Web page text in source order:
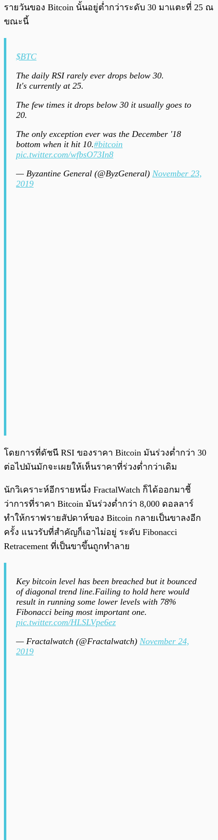
รายวันของ Bitcoin นั้นอยู่ต่ำกว่าระดับ 30 มาแตะที่ 25 ณ
ขณะนี้
$BTC
The daily RSI rarely ever drops below 30.
It's currently at 25.
The few times it drops below 30 it usually goes to
20.
The only exception ever was the December '18
bottom when it hit 10.#bitcoin
pic.twitter.com/wfbsO73In8
— Byzantine General (@ByzGeneral) November 23,
2019
โดยการที่ดัชนี RSI ของราคา Bitcoin มันร่วงต่ำกว่า 30
ต่อไปมันมักจะเผยให้เห็นราคาที่ร่วงต่ำกว่าเดิม
นักวิเคราะห์อีกรายหนึ่ง FractalWatch ก็ได้ออกมาชี้
ว่าการที่ราคา Bitcoin มันร่วงต่ำกว่า 8,000 ดอลลาร์
ทำให้กราฟรายสัปดาห์ของ Bitcoin กลายเป็นขาลงอีก
ครั้ง แนวรับที่สำคัญก็เอาไม่อยู่ ระดับ Fibonacci
Retracement ที่เป็นขาขึ้นถูกทำลาย
Key bitcoin level has been breached but it bounced
of diagonal trend line.Failing to hold here would
result in running some lower levels with 78%
Fibonacci being most important one.
pic.twitter.com/HLSLVpe6ez
— Fractalwatch (@Fractalwatch) November 24,
2019